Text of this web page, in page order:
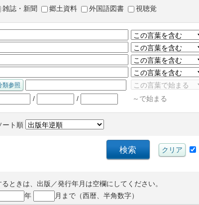
雑誌・新聞 郷土資料 外国語図書 視聴覚
/ / ～で始まる
ート順
ときは、出版／発行年月は空欄にしてください。
年 月まで（西暦、半角数字）